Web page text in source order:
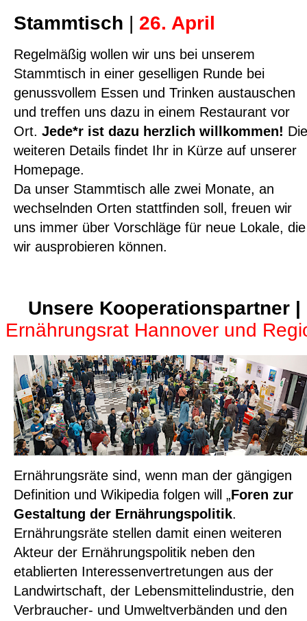
Stammtisch | 26. April
Regelmäßig wollen wir uns bei unserem
Stammtisch in einer geselligen Runde bei
genussvollem Essen und Trinken austauschen
und treffen uns dazu in einem Restaurant vor
Ort. Jede*r ist dazu herzlich willkommen! Die
weiteren Details findet Ihr in Kürze auf unserer
Homepage.
Da unser Stammtisch alle zwei Monate, an
wechselnden Orten stattfinden soll, freuen wir
uns immer über Vorschläge für neue Lokale, die
wir ausprobieren können.
Unsere Kooperationspartner |
Ernährungsrat Hannover und
Ernährungsräte sind, wenn man der gängigen
Definition und Wikipedia folgen will „Foren zur
Gestaltung der Ernährungspolitik.
Ernährungsräte stellen damit einen weiteren
Akteur der Ernährungspolitik neben den
etablierten Interessenvertretungen aus der
Landwirtschaft, der Lebensmittelindustrie, den
Verbraucher- und Umweltverbänden und den